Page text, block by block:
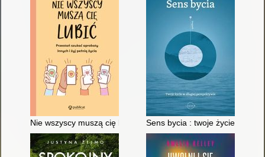
Nie wszyscy muszą cię lubić : przestań szukać aprobaty
Sens bycia : twoje życie w